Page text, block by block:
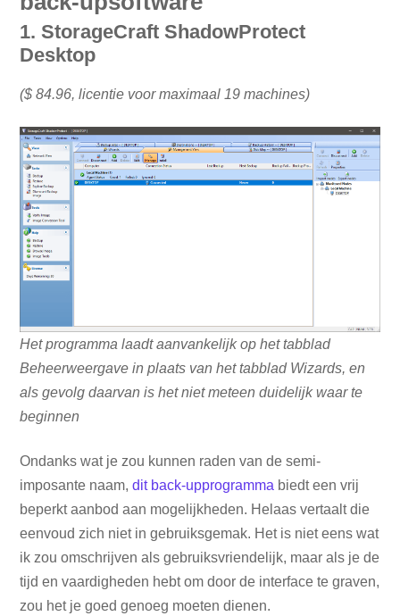
1. StorageCraft ShadowProtect
Desktop
($ 84.96, licentie voor maximaal 19 machines)
Het programma laadt aanvankelijk op het tabblad
Beheerweergave in plaats van het tabblad Wizards, en
als gevolg daarvan is het niet meteen duidelijk waar te
beginnen
Ondanks wat je zou kunnen raden van de semi-
imposante naam,dit back-upprogramma biedt een vrij
beperkt aanbod aan mogelijkheden. Helaas vertaalt die
eenvoud zich niet in gebruiksgemak. Het is niet eens wat
ik zou omschrijven als gebruiksvriendelijk, maar als je de
tijd en vaardigheden hebt om door de interface te graven,
zou het je goed genoeg moeten dienen.